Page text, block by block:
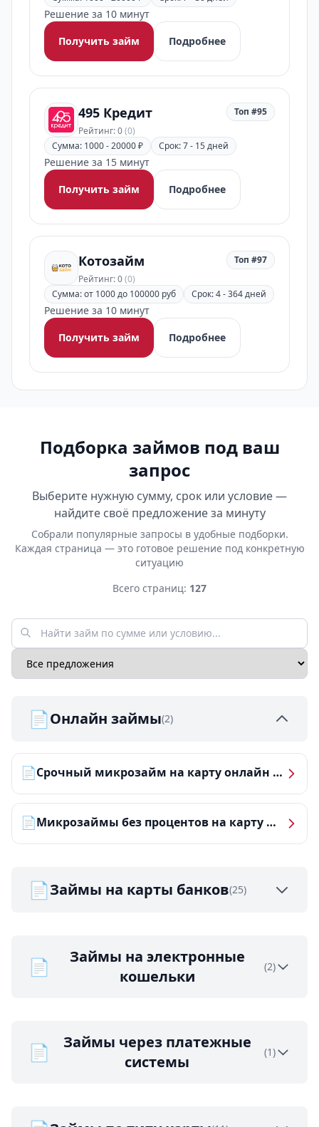
Решение за 10 минут
Получить займ
Подробнее
495 Кредит
Рейтинг: 0(0)
Топ #95
Сумма: 1000 - 20000 ₽ Срок: 7 - 15 дней
Решение за 15 минут
Получить займ
Подробнее
Котозайм
Рейтинг: 0(0)
Топ #97
Сумма: от 1000 до 100000 руб Срок: 4 - 364 дней
Решение за 10 минут
Получить займ
Подробнее
Подборка займов под ваш
запрос
Выберите нужную сумму, срок или условие —
найдите своё предложение за минуту
Собрали популярные запросы в удобные подборки.
Каждая страница — это готовое решение под конкретную
ситуацию
Всего страниц: 127
📄Онлайн займы(2)
📄 Срочный микрозайм на карту онлайн — получить деньги за 5 минут
📄 Микрозаймы без процентов на карту — ТОП-10 за 2026 год
📄Займы на карты банков(25)
📄
Займы на электронные
кошельки
(2)
📄
Займы через платежные
системы
(1)